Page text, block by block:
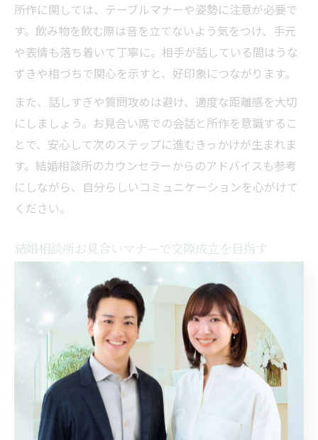
所作に関しては、テーブルマナーや姿勢に注意が必要で
す。飲み物を飲む際は音を立てないよう気をつけ、手元
や表情も落ち着いて丁寧に。相手が話している間はうな
ずきや相づちで関心を示すと、好印象につながります。
また、話しすぎや質問攻めは避け、適度な距離感を大切
にしましょう。お見合い席での会話と所作を意識するこ
とで、安心して次のステップに進むきっかけが生まれま
す。結婚相談所のカウンセラーからのアドバイスも参考
にしながら、自分らしいコミュニケーションを心がけて
ください。
結婚相談所お見合いマナーで交際成立を目指す
結婚相談所での交際成立には、お見合いマナーの徹底が
欠かせません。清潔感・礼儀・誠実な対応が、相手に信
頼されるポイントです。特に「相手への敬意を行動で示
す」ことが、今後の交際へとつながります。
お見合い後のお礼メールや連絡も重要です。感謝の気持
ちを簡潔に伝えることで、好感度がさらにアップしま
す。もし断る場合でも、相談所を通じて丁寧に意思表示
するのがマナーです。お見合いの席だけでなく、やり取